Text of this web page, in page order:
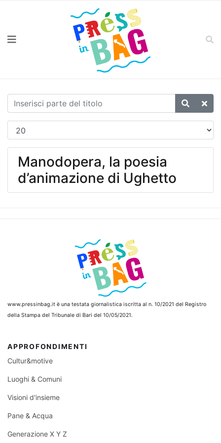
Manodopera, la poesia
d’animazione di Ughetto
www.pressinbag.it è una testata giornalistica iscritta al n. 10/2021 del Registro
della Stampa del Tribunale di Bari del 10/05/2021.
APPROFONDIMENTI
Cultur&motive
Luoghi & Comuni
Visioni d'insieme
Pane & Acqua
Generazione X Y Z